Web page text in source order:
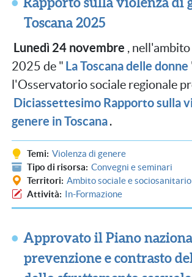
Toscana 2025
Lunedì 24 novembre ,
2025 de " La Toscana delle donne
l'Osservatorio sociale regionale
Diciassettesimo Rapporto sulla
genere in Toscana.
Temi Violenza di genere
Tipo di risorsa Convegni e seminari
Territori Ambito sociale e
Attività
In-Formazione
Approvato il Piano
prevenzione e contrasto